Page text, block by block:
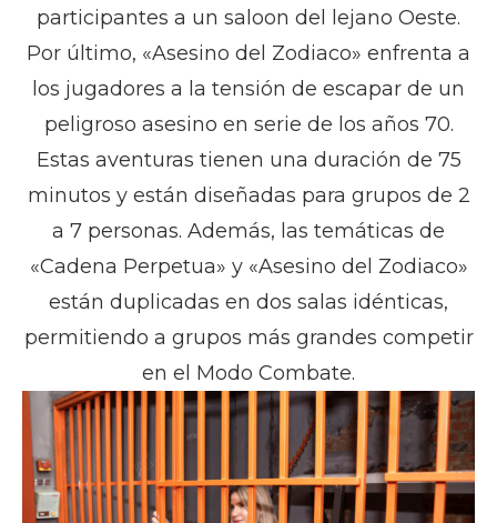
participantes a un saloon del lejano Oeste.
Por último, «Asesino del Zodiaco» enfrenta a
los jugadores a la tensión de escapar de un
peligroso asesino en serie de los años 70.
Estas aventuras tienen una duración de 75
minutos y están diseñadas para grupos de 2
a 7 personas. Además, las temáticas de
«Cadena Perpetua» y «Asesino del Zodiaco»
están duplicadas en dos salas idénticas,
permitiendo a grupos más grandes competir
en el Modo Combate.